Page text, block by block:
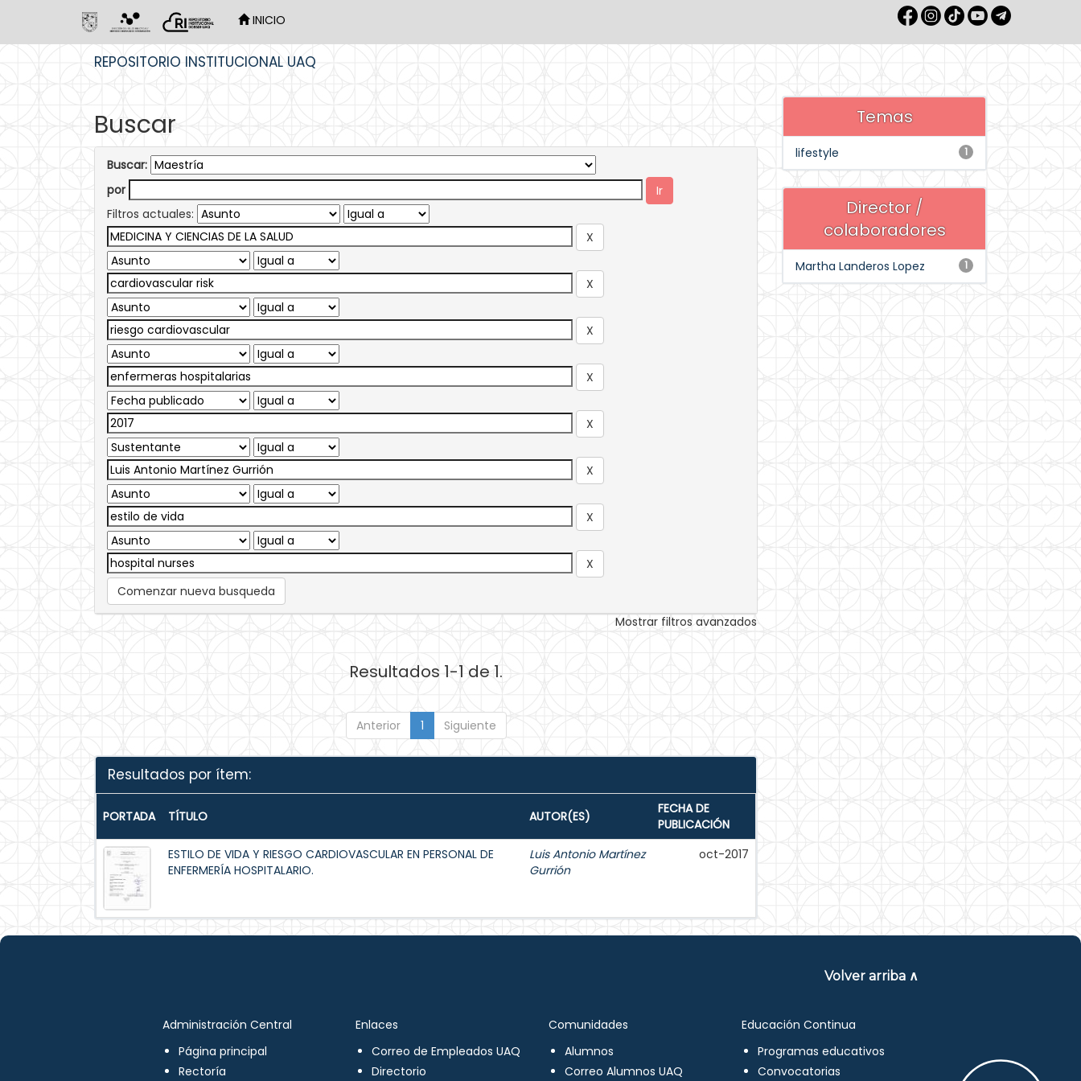
INICIO
REPOSITORIO INSTITUCIONAL UAQ
Buscar
Buscar:
por
Filtros actuales:
Comenzar nueva busqueda
Mostrar filtros avanzados
Resultados 1-1 de 1.
Anterior 1 Siguiente
Resultados por ítem:
PORTADA TÍTULO AUTOR(ES)
FECHA DE
PUBLICACIÓN
ESTILO DE VIDA Y RIESGO CARDIOVASCULAR EN PERSONAL DE
ENFERMERÍA HOSPITALARIO.
Luis Antonio Martínez
Gurrión
oct-2017
Temas
1
lifestyle
Director /
colaboradores
1
Martha Landeros Lopez
Volver arriba ∧
Administración Central
Página principal
Rectoría
Enlaces
Correo de Empleados UAQ
Directorio
Comunidades
Alumnos
Correo Alumnos UAQ
Educación Continua
Programas educativos
Convocatorias